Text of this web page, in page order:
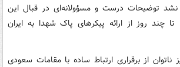
توضیحات درست و مسؤولانه‌ای در قبال این
تا چند روز از ارائه پیکرهای پاک شهدا به ایران
از برقراری ارتباط ساده با مقامات سعودی